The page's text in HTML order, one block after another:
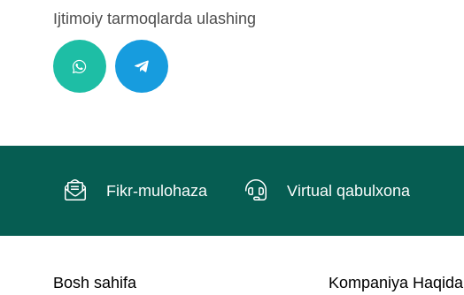
Ijtimoiy tarmoqlarda ulashing
Fikr-mulohaza Virtual qabulxona
Bosh sahifa Kompaniya Haqida